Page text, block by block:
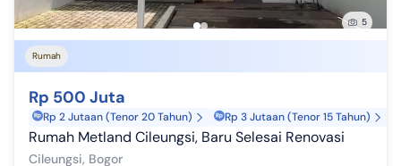
5
Rumah
Rp 500 Juta
Rp 2 Jutaan (Tenor 20 Tahun) Rp 3 Jutaan (Tenor 15 Tahun)
Rumah Metland Cileungsi, Baru Selesai Renovasi
Cileungsi, Bogor